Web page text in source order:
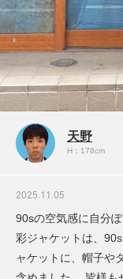
天野
H：178cm
2025.11.05
90sの空気感に自分
彩ジャケットは、
ャケットに、帽子や